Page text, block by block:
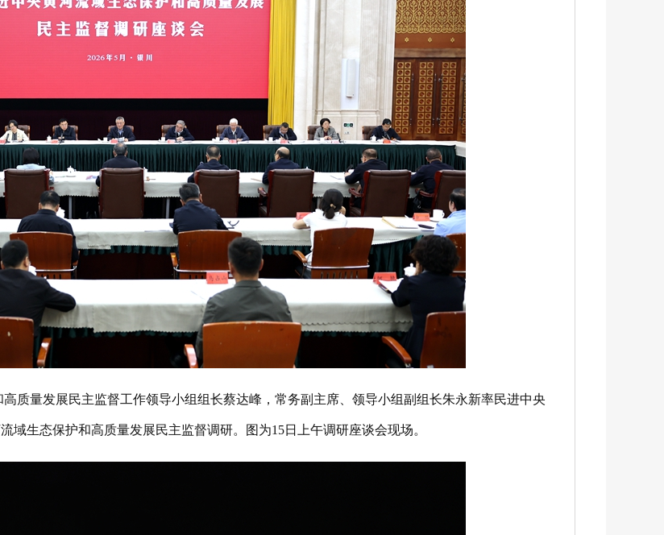
质量发展民主监督工作领导小组组长蔡达峰，常务副主席、领导小组副组长朱永新率民进中央
域生态保护和高质量发展民主监督调研。图为15日上午调研座谈会现场。